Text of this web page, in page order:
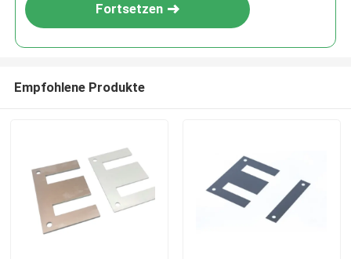
Fortsetzen
Empfohlene Produkte